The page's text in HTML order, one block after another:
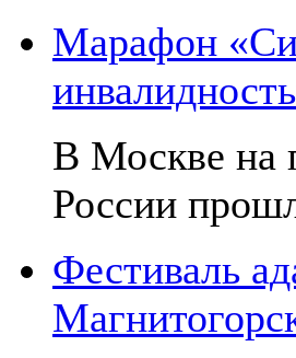
Марафон
В Москве на
России
Фестиваль